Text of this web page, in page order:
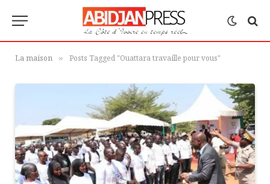
La maison » Posts Tagged "Ouattara travaille pour vous"